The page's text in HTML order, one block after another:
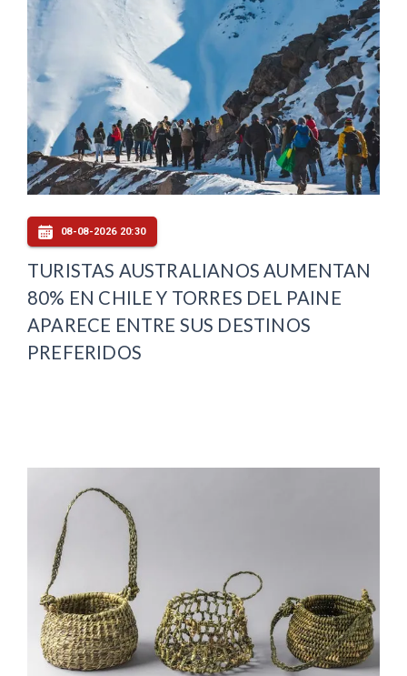
08-08-2026 20:30
TURISTAS AUSTRALIANOS AUMENTAN
80% EN CHILE Y TORRES DEL PAINE
APARECE ENTRE SUS DESTINOS
PREFERIDOS